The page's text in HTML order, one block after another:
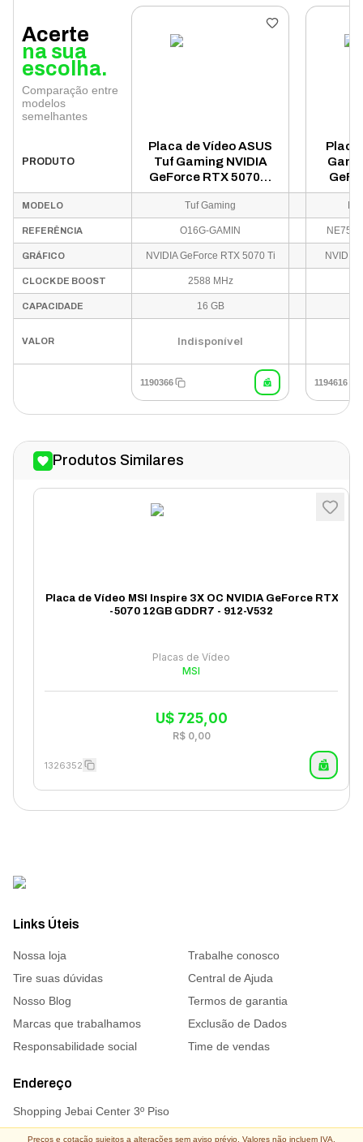
Acerte
na sua
escolha.
Comparação entre
modelos
semelhantes
PRODUTO
Placa de Vídeo ASUS
Tuf Gaming NVIDIA
GeForce RTX 5070Ti
16GB GDDR7 - O16G-
GAMING-TUS
Placa
MODELO Tuf Gaming
REFERÊNCIA O16G-GAMIN
GRÁFICO NVIDIA GeForce RTX 5070 Ti NVIDIA
CLOCK DE BOOST 2588 MHz
CAPACIDADE 16 GB
VALOR Indisponível
1190366 1194616
Produtos Similares
Placa de Vídeo MSI Inspire 3X OC NVIDIA GeForce RTX
-5070 12GB GDDR7 - 912-V532
Placas de Vídeo
MSI
U$ 725,00
R$ 0,00
1326352
Links Úteis
Nossa loja
Trabalhe conosco
Tire suas dúvidas
Central de Ajuda
Nosso Blog
Termos de garantia
Marcas que trabalhamos
Exclusão de Dados
Responsabilidade social
Time de vendas
Endereço
Shopping Jebai Center 3º Piso
Preços e cotação sujeitos a alterações sem aviso prévio. Valores não incluem IVA,